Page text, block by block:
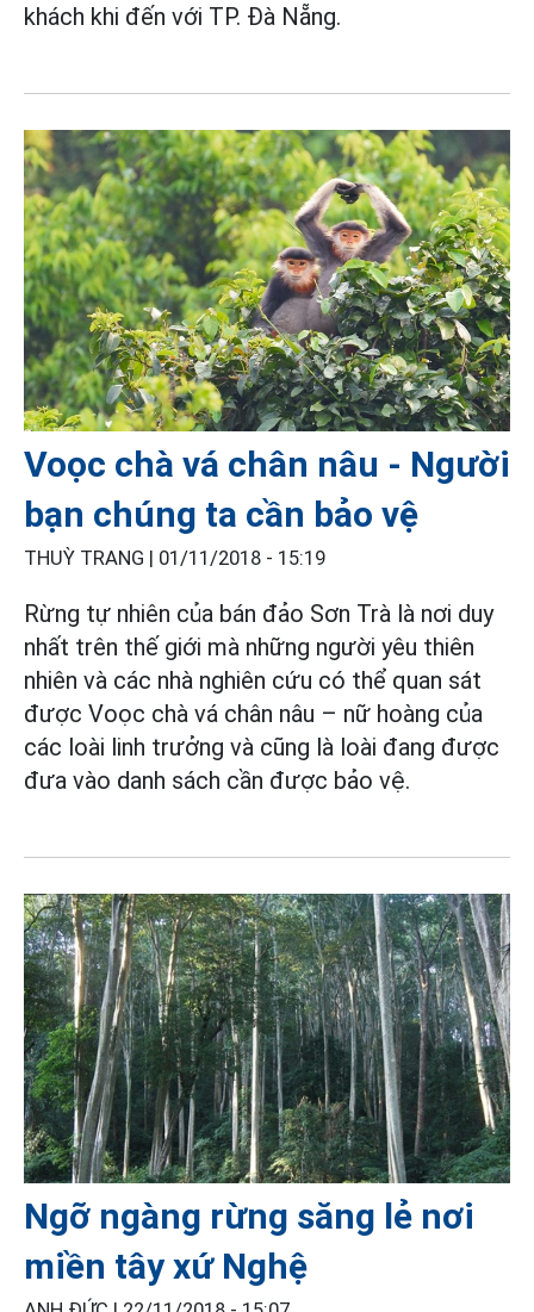
khách khi đến với TP. Đà Nẵng.
Voọc chà vá chân nâu - Người
bạn chúng ta cần bảo vệ
THUỲ TRANG | 01/11/2018 - 15:19
Rừng tự nhiên của bán đảo Sơn Trà là nơi duy
nhất trên thế giới mà những người yêu thiên
nhiên và các nhà nghiên cứu có thể quan sát
được Voọc chà vá chân nâu – nữ hoàng của
các loài linh trưởng và cũng là loài đang được
đưa vào danh sách cần được bảo vệ.
Ngỡ ngàng rừng săng lẻ nơi
miền tây xứ Nghệ